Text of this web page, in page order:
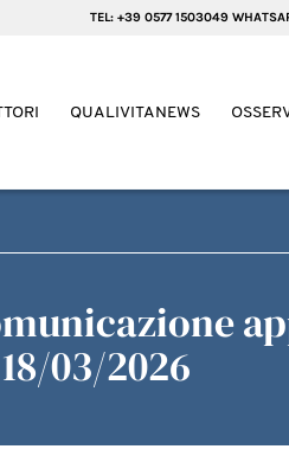
TEL: +39 0577 1503049
QUALIVITANEWS
03/2026